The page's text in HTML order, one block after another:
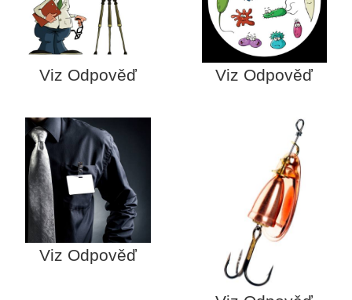
Viz Odpověď Viz Odpověď
Viz Odpověď